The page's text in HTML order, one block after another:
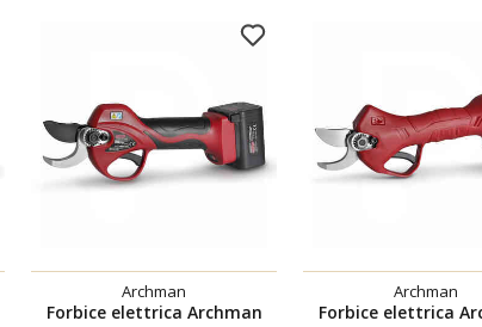
Archman
Forbice elettrica Archman
Archman
Forbice elettrica